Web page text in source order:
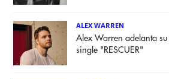
ALEX WARREN
Alex Warren adelanta
single "RESCUER"